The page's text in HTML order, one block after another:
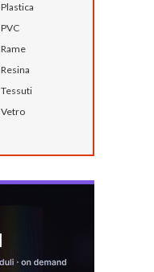
Plastica
PVC
Rame
Resina
Tessuti
Vetro